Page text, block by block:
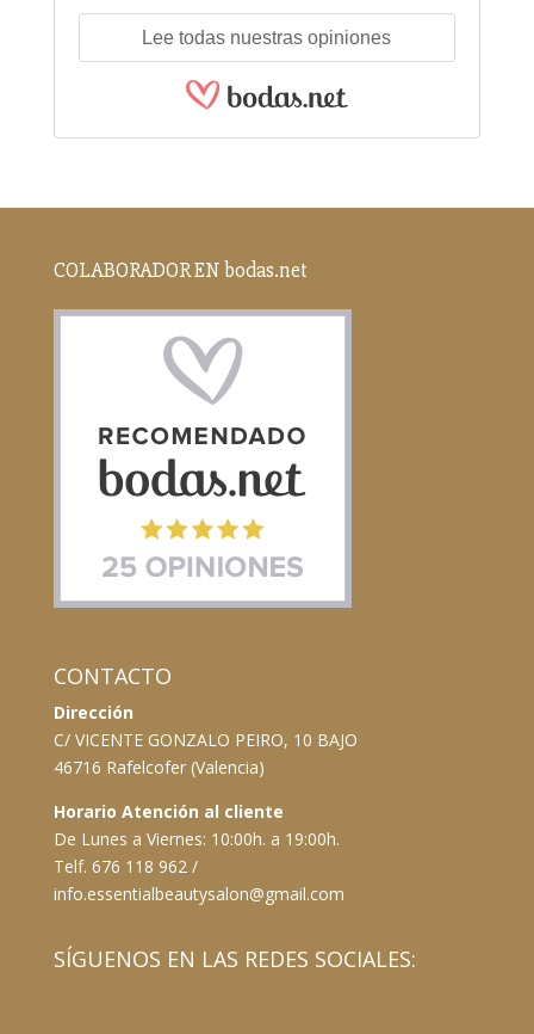
Lee todas nuestras opiniones
COLABORADOR EN bodas.net
CONTACTO
Dirección
C/ VICENTE GONZALO PEIRO, 10 BAJO
46716 Rafelcofer (Valencia)
Horario Atención al cliente
De Lunes a Viernes: 10:00h. a 19:00h.
Telf. 676 118 962 /
info.essentialbeautysalon@gmail.com
SÍGUENOS EN LAS REDES SOCIALES: